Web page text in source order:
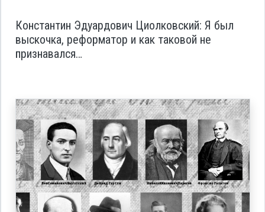
Константин Эдуардович Циолковский: Я был
выскочка, реформатор и как таковой не
признавался…